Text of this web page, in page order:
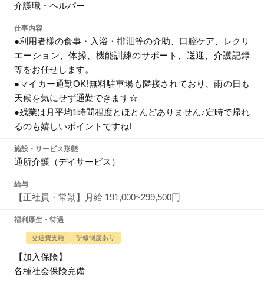
介護職・ヘルパー
仕事内容
●利用者様の食事・入浴・排泄等の介助、口腔ケア、レクリ
エーション、体操、機能訓練のサポート、送迎、介護記録
等をお任せします。
●マイカー通勤OK!無料駐車場も隣接されており、雨の日も
天候を気にせず通勤できます☆
●残業は月平均1時間程度とほとんどありません♪定時で帰れ
るのも嬉しいポイントですね!
施設・サービス形態
通所介護（デイサービス）
給与
【正社員・常勤】月給 191,000~299,500円
福利厚生・待遇
交通費支給 研修制度あり
【加入保険】
各種社会保険完備